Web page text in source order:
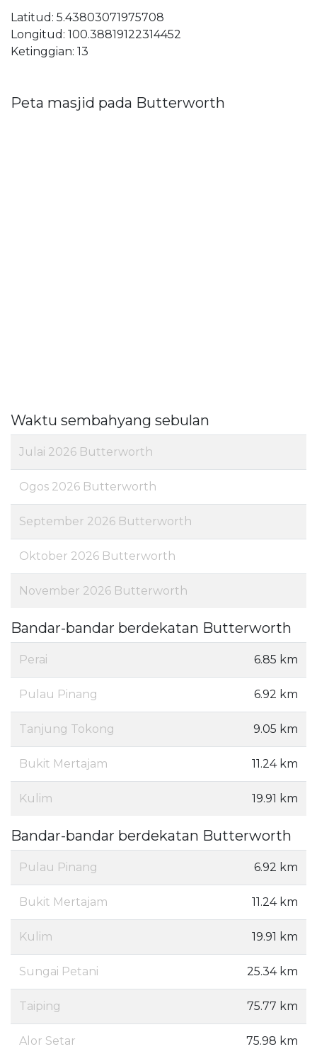
Latitud: 5.43803071975708
Longitud: 100.38819122314452
Ketinggian: 13
Peta masjid pada Butterworth
Waktu sembahyang sebulan
Julai 2026 Butterworth
Ogos 2026 Butterworth
September 2026 Butterworth
Oktober 2026 Butterworth
November 2026 Butterworth
Bandar-bandar berdekatan Butterworth
Perai 6.85 km
Pulau Pinang 6.92 km
Tanjung Tokong 9.05 km
Bukit Mertajam 11.24 km
Kulim 19.91 km
Bandar-bandar berdekatan Butterworth
Pulau Pinang 6.92 km
Bukit Mertajam 11.24 km
Kulim 19.91 km
Sungai Petani 25.34 km
Taiping 75.77 km
Alor Setar 75.98 km